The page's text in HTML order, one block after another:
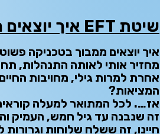
שיטת EFT איך יוצאים מהמבוך
איך יוצאים ממבוך בטכניקה
מחזיר אותי לאותה התנהלות,
אחרת למרות גילי, מחויבות
המציאות?
אז…. לכל המתואר למעלה
זה שנבנה עד גיל חמש, העמיק
חיינו, זה ששלח שלוחות